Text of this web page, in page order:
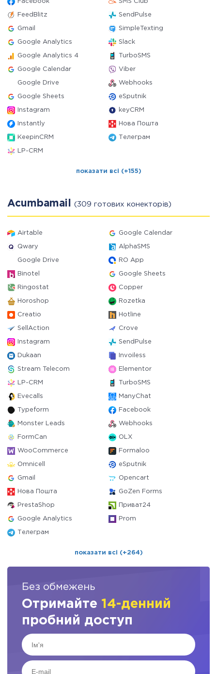
Facebook SMS Club
FeedBlitz SendPulse
Gmail SimpleTexting
Google Analytics Slack
Google Analytics 4 TurboSMS
Google Calendar Viber
Google Drive Webhooks
Google Sheets eSputnik
Instagram keyCRM
Instantly Нова Пошта
KeepinCRM Телеграм
LP-CRM
показати всі (+155)
Acumbamail (309 готових конекторів)
Airtable Google Calendar
Qwary AlphaSMS
Google Drive RO App
Binotel Google Sheets
Ringostat Copper
Horoshop Rozetka
Creatio Hotline
SellAction Crove
Instagram SendPulse
Dukaan Invoiless
Stream Telecom Elementor
LP-CRM TurboSMS
Evecalls ManyChat
Typeform Facebook
Monster Leads Webhooks
FormCan OLX
WooCommerce Formaloo
Omnicell eSputnik
Gmail Opencart
Нова Пошта GoZen Forms
PrestaShop Приват24
Google Analytics Prom
Телеграм
показати всі (+264)
Без обмежень
Отримайте 14-денний
пробний доступ